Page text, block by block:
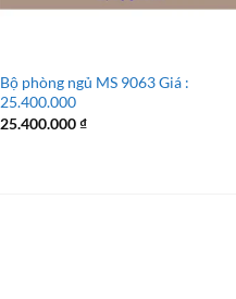
Bộ phòng ngủ MS 9063 Giá :
25.400.000
25.400.000₫